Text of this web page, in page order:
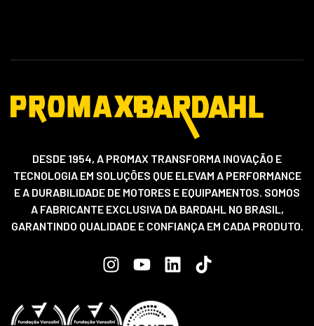
DESDE 1954, A PROMAX TRANSFORMA INOVAÇÃO E
TECNOLOGIA EM SOLUÇÕES QUE ELEVAM A PERFORMANCE
E A DURABILIDADE DE MOTORES E EQUIPAMENTOS. SOMOS
A FABRICANTE EXCLUSIVA DA BARDAHL NO BRASIL,
GARANTINDO QUALIDADE E CONFIANÇA EM CADA PRODUTO.